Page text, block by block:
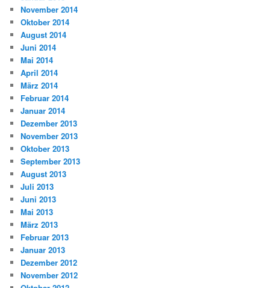
November 2014
Oktober 2014
August 2014
Juni 2014
Mai 2014
April 2014
März 2014
Februar 2014
Januar 2014
Dezember 2013
November 2013
Oktober 2013
September 2013
August 2013
Juli 2013
Juni 2013
Mai 2013
März 2013
Februar 2013
Januar 2013
Dezember 2012
November 2012